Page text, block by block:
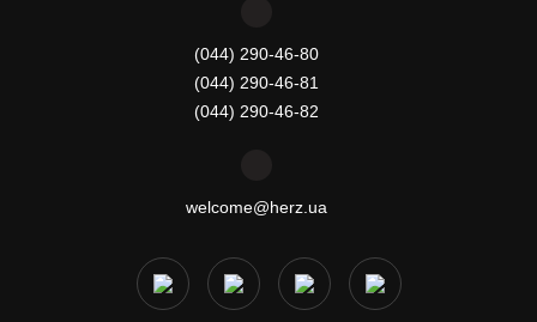
(044) 290-46-80
(044) 290-46-81
(044) 290-46-82
welcome@herz.ua